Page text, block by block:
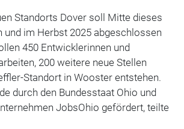
Standorts Dover soll Mitte dieses
und im Herbst 2025 abgeschlossen
450 Entwicklerinnen und
200 weitere neue Stellen
Standort in Wooster entstehen.
durch den Bundesstaat Ohio und
JobsOhio gefördert, teilte